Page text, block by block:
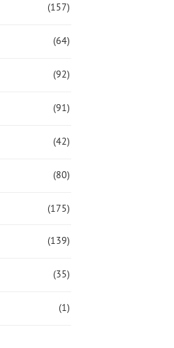
(157)
(64)
(92)
(91)
(42)
(80)
(175)
(139)
(35)
(1)